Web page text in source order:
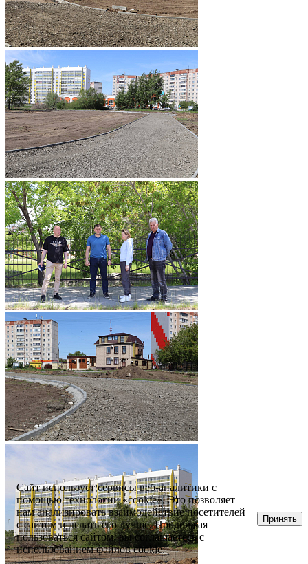
Сайт использует сервисы веб-аналитики с
помощью технологии «cookie». Это позволяет
нам анализировать взаимодействие посетителей
с сайтом и делать его лучше. Продолжая
пользоваться сайтом, вы соглашаетесь с
использованием файлов cookie.
Принять